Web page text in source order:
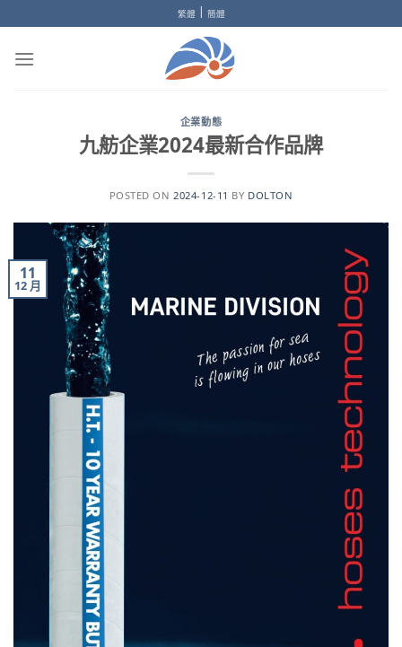
to
content
繁體 | 簡體
企業動態
九舫企業2024最新合作品牌
POSTED ON 2024-12-11 BY DOLTON
11
12 月